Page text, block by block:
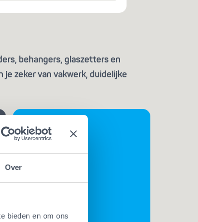
Over
bieden en om ons
behangers, glaszetters en
zeker van vakwerk, duidelijke